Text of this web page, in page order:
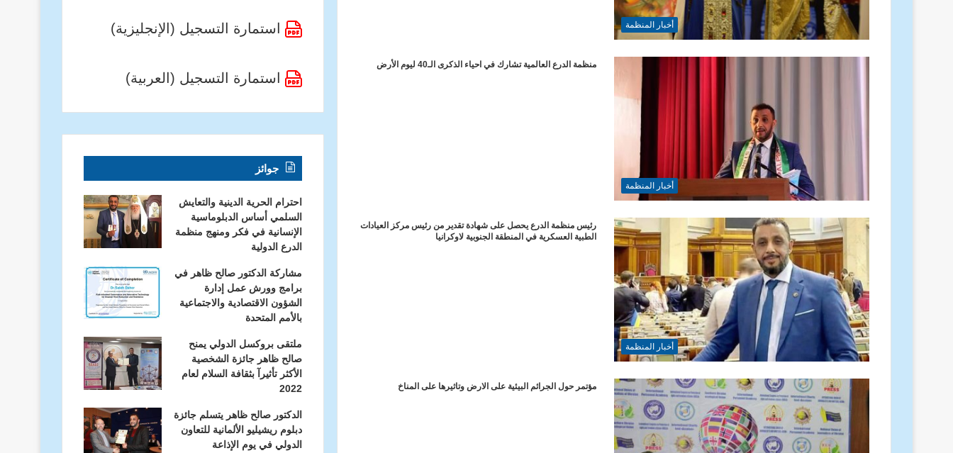
أخبار المنظمة
أخبار المنظمة
منظمة الدرع العالمية تشارك في احياء الذكرى الـ40 ليوم الأرض
أخبار المنظمة
رئيس منظمة الدرع يحصل على شهادة تقدير من رئيس مركز العيادات
الطبية العسكرية في المنطقة الجنوبية لاوكرانيا
مؤتمر حول الجرائم البيئية على الارض وتاثيرها على المناخ
استمارة التسجيل (الإنجليزية)
استمارة التسجيل (العربية)
جوائز
احترام الحرية الدينية والتعايش
السلمي أساس الدبلوماسية
الإنسانية في فكر ومنهج منظمة
الدرع الدولية
مشاركة الدكتور صالح ظاهر في
برامج وورش عمل إدارة
الشؤون الاقتصادية والاجتماعية
بالأمم المتحدة
ملتقى بروكسل الدولي يمنح
صالح ظاهر جائزة الشخصية
الأكثر تأثيرآ بثقافة السلام لعام
2022
الدكتور صالح ظاهر يتسلم جائزة
دبلوم ريشيليو الألمانية للتعاون
الدولي في يوم الإذاعة